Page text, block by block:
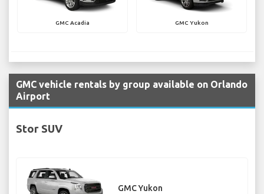
GMC Acadia GMC Yukon
GMC vehicle rentals by group available on Orlando
Airport
Stor SUV
GMC Yukon